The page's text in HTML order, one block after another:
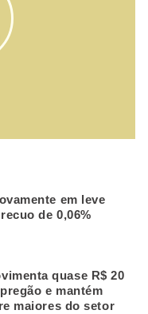
em leve
de 0,06%
quase R$ 20
e mantém
maiores do setor